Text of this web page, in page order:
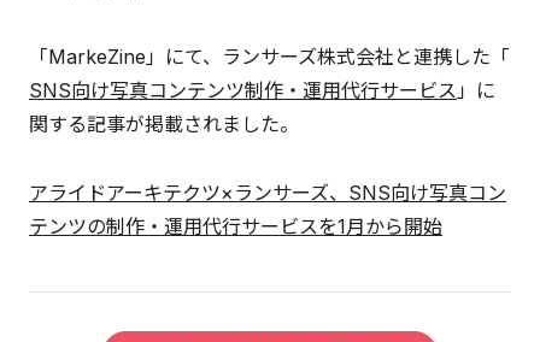
「MarkeZine」にて、ランサーズ株式会社と連携した「
SNS向け写真コンテンツ制作・運用代行サービス 」に
関する記事が掲載されました。
アライドアーキテクツ×ランサーズ、SNS向け写真コン
テンツの制作・運用代行サービスを1月から開始